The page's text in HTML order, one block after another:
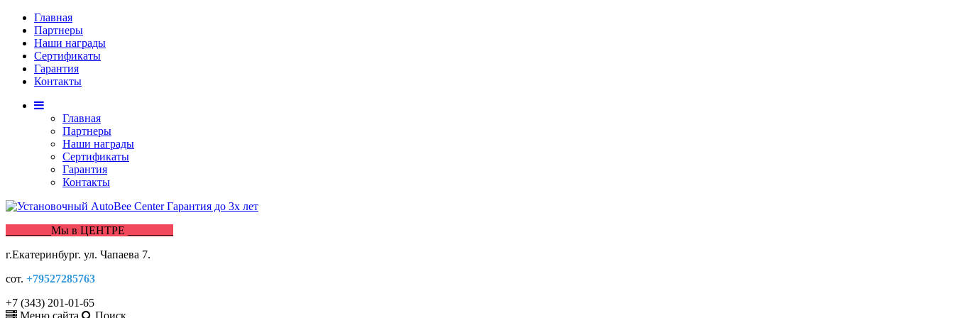
Главная
Партнеры
Наши награды
Сертификаты
Гарантия
Контакты
Главная
Партнеры
Наши награды
Сертификаты
Гарантия
Контакты
________Мы в ЦЕНТРЕ ________
г.Екатеринбург. ул. Чапаева 7.
сот. +79527285763
+7 (343) 201-01-65
Меню сайта
Поиск